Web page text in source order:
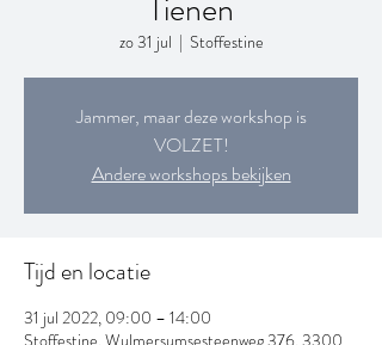
zo 31 jul
  |
Stoffestine
Jammer, maar deze workshop is
VOLZET!
Andere workshops bekijken
Tijd en locatie
31 jul 2022, 09:00 – 14:00
Stoffestine, Wulmersumsesteenweg 376, 3300